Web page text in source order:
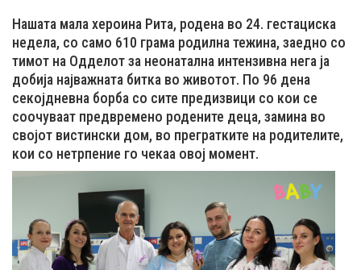
Нашата мала хероина Рита, родена во 24. гестациска
недела, со само 610 грама родилна тежина, заедно со
тимот на Одделот за неонатална интензивна нега ја
добија најважната битка во животот. По 96 дена
секојдневна борба со сите предизвици со кои се
соочуваат предвремено родените деца, замина во
својот вистински дом, во прегратките на родителите,
кои со нетрпение го чекаа овој момент.